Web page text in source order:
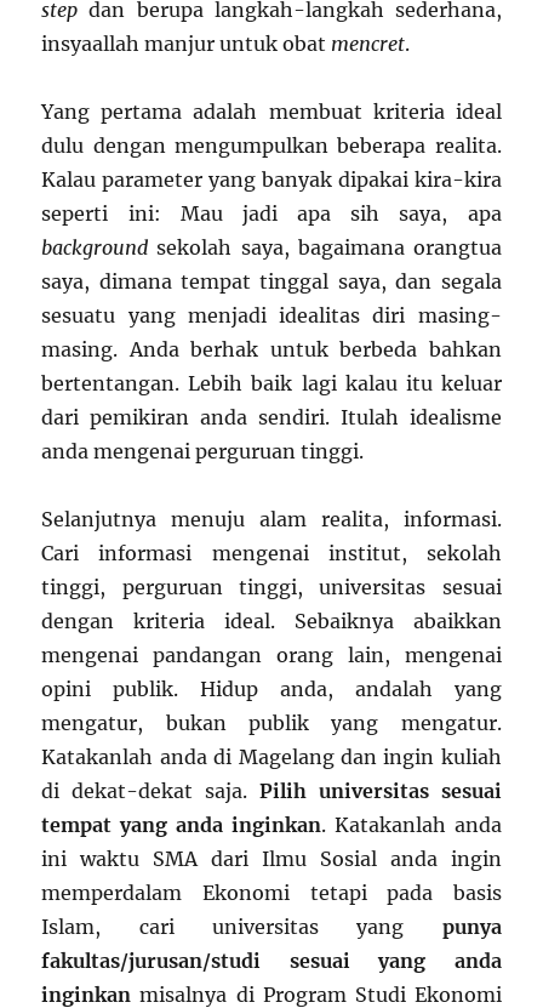
step dan berupa langkah-langkah sederhana,
insyaallah manjur untuk obat mencret.
Yang pertama adalah membuat kriteria ideal
dulu dengan mengumpulkan beberapa realita.
Kalau parameter yang banyak dipakai kira-kira
seperti ini: Mau jadi apa sih saya, apa
background sekolah saya, bagaimana orangtua
saya, dimana tempat tinggal saya, dan segala
sesuatu yang menjadi idealitas diri masing-
masing. Anda berhak untuk berbeda bahkan
bertentangan. Lebih baik lagi kalau itu keluar
dari pemikiran anda sendiri. Itulah idealisme
anda mengenai perguruan tinggi.
Selanjutnya menuju alam realita, informasi.
Cari informasi mengenai institut, sekolah
tinggi, perguruan tinggi, universitas sesuai
dengan kriteria ideal. Sebaiknya abaikkan
mengenai pandangan orang lain, mengenai
opini publik. Hidup anda, andalah yang
mengatur, bukan publik yang mengatur.
Katakanlah anda di Magelang dan ingin kuliah
di dekat-dekat saja. Pilih universitas sesuai
tempat yang anda inginkan. Katakanlah anda
ini waktu SMA dari Ilmu Sosial anda ingin
memperdalam Ekonomi tetapi pada basis
Islam, cari universitas yang punya
fakultas/jurusan/studi sesuai yang anda
inginkanmisalnya di Program Studi Ekonomi